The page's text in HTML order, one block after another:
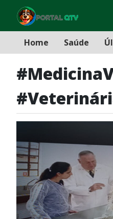
Home Saúde